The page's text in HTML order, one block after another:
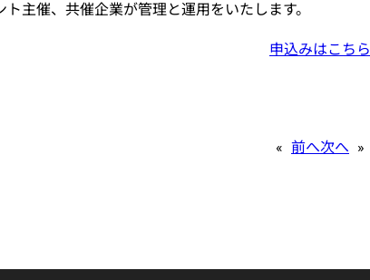
主催、共催企業が管理と運用をいたします。
申込みはこちら
« 前へ次へ »